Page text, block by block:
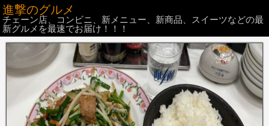
進撃のグルメ
チェーン店、コンビニ、新メニュー、新商品、スイーツなどの最
新グルメを最速でお届け！！！